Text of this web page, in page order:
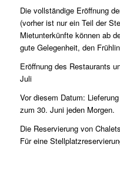
Die vollständige Eröffnung
(vorher ist nur ein Teil der
Mietunterkünfte können ab
gute Gelegenheit, den
Eröffnung des Restaurants
Juli
Vor diesem Datum:
zum 30. Juni jeden Morgen.
Die Reservierung von
Für eine